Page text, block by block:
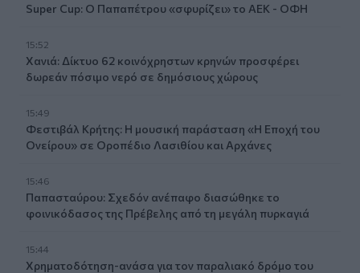
Super Cup: Ο Παπαπέτρου «σφυρίζει» το ΑΕΚ - ΟΦΗ
15:52
Χανιά: Δίκτυο 62 κοινόχρηστων κρηνών προσφέρει
δωρεάν πόσιμο νερό σε δημόσιους χώρους
15:49
Φεστιβάλ Κρήτης: Η μουσική παράσταση «Η Εποχή του
Ονείρου» σε Οροπέδιο Λασιθίου και Αρχάνες
15:46
Παπασταύρου: Σχεδόν ανέπαφο διασώθηκε το
φοινικόδασος της Πρέβελης από τη μεγάλη πυρκαγιά
15:44
Χρηματοδότηση-ανάσα για τον παραλιακό δρόμο του